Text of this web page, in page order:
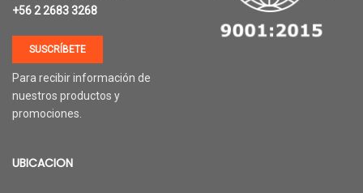
+56 2 2683 3268
SUSCRÍBETE
Para recibir información de
nuestros productos y
promociones.
UBICACION